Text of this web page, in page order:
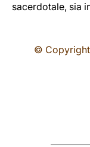
sacerdotale, sia
© Copyright